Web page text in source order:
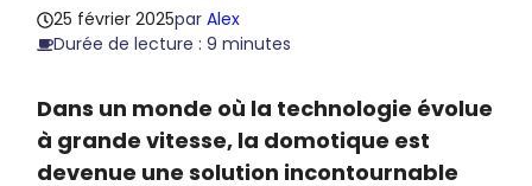
25 février 2025parAlex
Durée de lecture : 9 minutes
Dans un monde où la technologie évolue
à grande vitesse, la domotique est
devenue une solution incontournable